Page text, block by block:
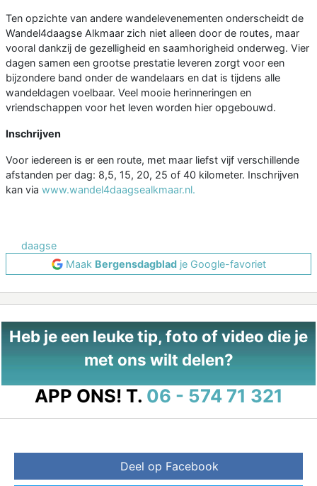
Ten opzichte van andere wandelevenementen onderscheidt de
Wandel4daagse Alkmaar zich niet alleen door de routes, maar
vooral dankzij de gezelligheid en saamhorigheid onderweg. Vier
dagen samen een grootse prestatie leveren zorgt voor een
bijzondere band onder de wandelaars en dat is tijdens alle
wandeldagen voelbaar. Veel mooie herinneringen en
vriendschappen voor het leven worden hier opgebouwd.
Inschrijven
Voor iedereen is er een route, met maar liefst vijf verschillende
afstanden per dag: 8,5, 15, 20, 25 of 40 kilometer. Inschrijven
kan via www.wandel4daagsealkmaar.nl.
daagse
Maak Bergensdagbladje Google-favoriet
Heb je een leuke tip, foto of video die je
met ons wilt delen?
APP ONS! T. 06 - 574 71 321
Deel op Facebook